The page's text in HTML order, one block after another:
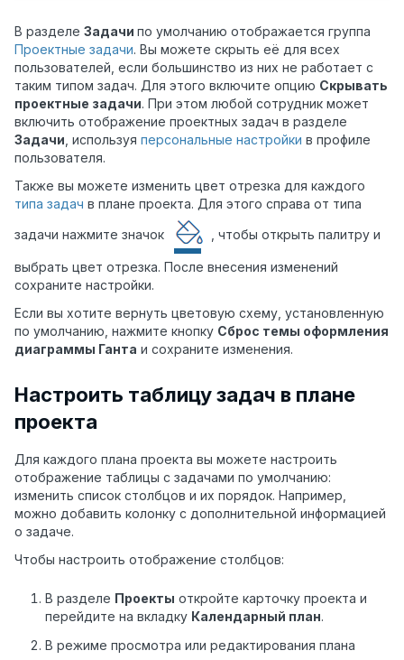
В разделе Задачи по умолчанию отображается группа
Проектные задачи. Вы можете скрыть её для всех
пользователей, если большинство из них не работает с
таким типом задач. Для этого включите опцию Скрывать
проектные задачи. При этом любой сотрудник может
включить отображение проектных задач в разделе
Задачи , используя персональные настройки в профиле
пользователя.
Также вы можете изменить цвет отрезка для каждого
типа задач в плане проекта. Для этого справа от типа
задачи нажмите значок
, чтобы открыть палитру и
выбрать цвет отрезка. После внесения изменений
сохраните настройки.
Если вы хотите вернуть цветовую схему, установленную
по умолчанию, нажмите кнопку Сброс темы оформления
диаграммы Ганта и сохраните изменения.
Настроить таблицу задач в плане
проекта
Для каждого плана проекта вы можете настроить
отображение таблицы с задачами по умолчанию:
изменить список столбцов и их порядок. Например,
можно добавить колонку с дополнительной информацией
о задаче.
Чтобы настроить отображение столбцов:
В разделе Проекты откройте карточку проекта и
перейдите на вкладку Календарный план.
В режиме просмотра или редактирования плана